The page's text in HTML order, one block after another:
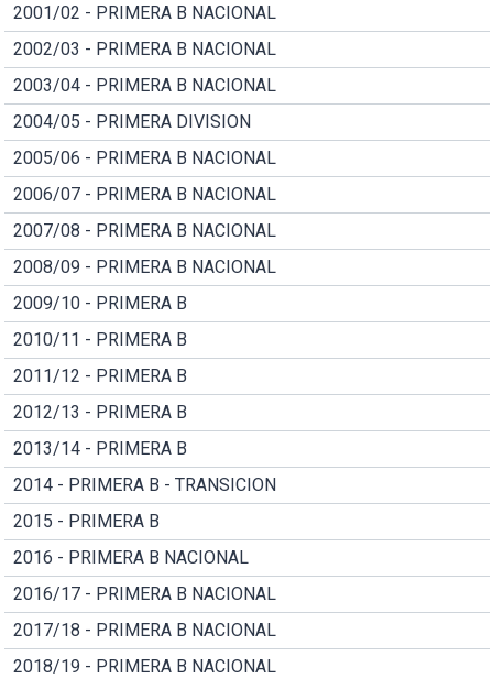
2001/02 - PRIMERA B NACIONAL
2002/03 - PRIMERA B NACIONAL
2003/04 - PRIMERA B NACIONAL
2004/05 - PRIMERA DIVISION
2005/06 - PRIMERA B NACIONAL
2006/07 - PRIMERA B NACIONAL
2007/08 - PRIMERA B NACIONAL
2008/09 - PRIMERA B NACIONAL
2009/10 - PRIMERA B
2010/11 - PRIMERA B
2011/12 - PRIMERA B
2012/13 - PRIMERA B
2013/14 - PRIMERA B
2014 - PRIMERA B - TRANSICION
2015 - PRIMERA B
2016 - PRIMERA B NACIONAL
2016/17 - PRIMERA B NACIONAL
2017/18 - PRIMERA B NACIONAL
2018/19 - PRIMERA B NACIONAL